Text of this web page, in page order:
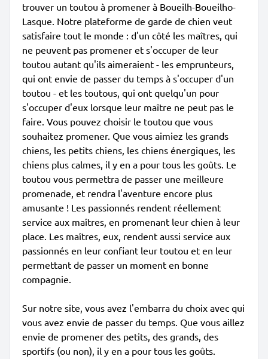
trouver un toutou à promener à Boueilh-Boueilho-
Lasque. Notre plateforme de garde de chien veut
satisfaire tout le monde : d'un côté les maîtres, qui
ne peuvent pas promener et s'occuper de leur
toutou autant qu'ils aimeraient - les emprunteurs,
qui ont envie de passer du temps à s'occuper d'un
toutou - et les toutous, qui ont quelqu'un pour
s'occuper d'eux lorsque leur maître ne peut pas le
faire. Vous pouvez choisir le toutou que vous
souhaitez promener. Que vous aimiez les grands
chiens, les petits chiens, les chiens énergiques, les
chiens plus calmes, il y en a pour tous les goûts. Le
toutou vous permettra de passer une meilleure
promenade, et rendra l'aventure encore plus
amusante ! Les passionnés rendent réellement
service aux maîtres, en promenant leur chien à leur
place. Les maîtres, eux, rendent aussi service aux
passionnés en leur confiant leur toutou et en leur
permettant de passer un moment en bonne
compagnie.
Sur notre site, vous avez l'embarra du choix avec qui
vous avez envie de passer du temps. Que vous aillez
envie de promener des petits, des grands, des
sportifs (ou non), il y en a pour tous les goûts.